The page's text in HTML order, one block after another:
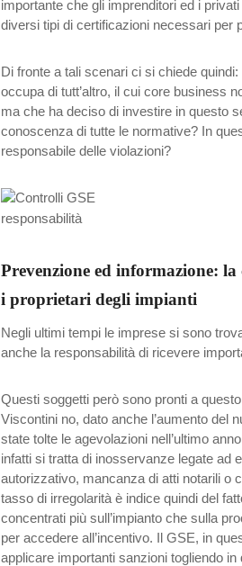
importante che gli imprenditori ed i
diversi tipi di certificazioni necessari per
Di fronte a tali scenari ci si chiede
occupa di tutt’altro, il cui core business
ma che ha deciso di investire in questo
conoscenza di tutte le normative? In
responsabile delle violazioni?
Prevenzione ed informazione:
i proprietari degli impianti
Negli ultimi tempi le imprese si sono
anche la responsabilità di ricevere
Questi soggetti però sono pronti a
Viscontini no, dato anche l’aumento del
state tolte le agevolazioni nell’ultimo
infatti si tratta di inosservanze legate ad
autorizzativo, mancanza di atti notarili o
tasso di irregolarità è indice quindi del
concentrati più sull’impianto che sulla
per accedere all’incentivo. Il GSE, in
applicare importanti sanzioni togliendo